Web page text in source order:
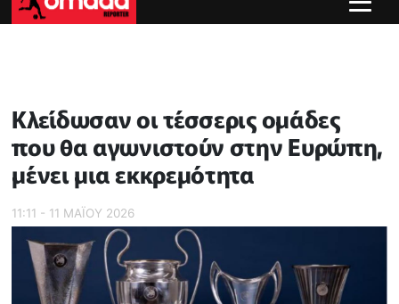
Κλείδωσαν οι τέσσερις ομάδες
που θα αγωνιστούν στην Ευρώπη,
μένει μια εκκρεμότητα
11:11 - 11 ΜΑΪ́ΟΥ 2026